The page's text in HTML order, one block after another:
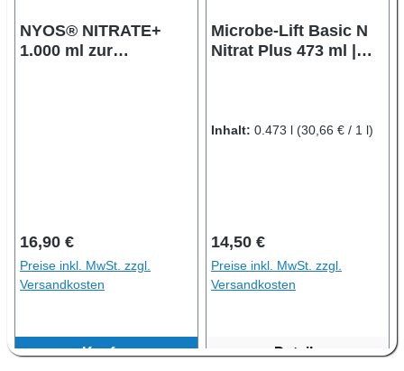
NYOS® NITRATE+
1.000 ml zur
Regulärer Preis:
16,90 €
Preise inkl. MwSt. zzgl.
Versandkosten
Kaufen
Microbe-Lift Basic N
Nitrat Plus 473 ml |
Inhalt: 0.473 l (30,66 € / 1 l)
Regulärer Preis:
14,50 €
Preise inkl. MwSt. zzgl.
Versandkosten
Details